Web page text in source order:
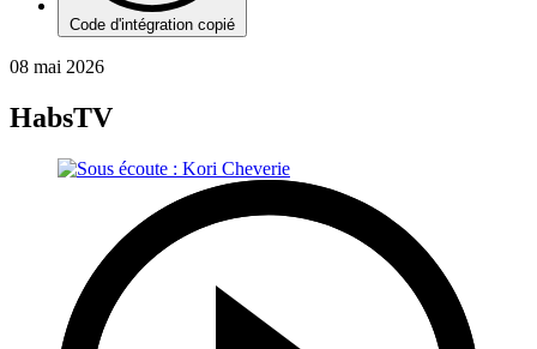
Code d'intégration copié
08 mai 2026
HabsTV